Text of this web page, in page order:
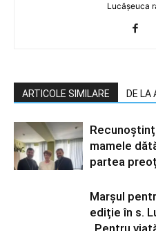
Lucășeuca
ARTICOLE SIMILARE DE LA
mamele
partea
Marșul
ediție în s.
„Pentru